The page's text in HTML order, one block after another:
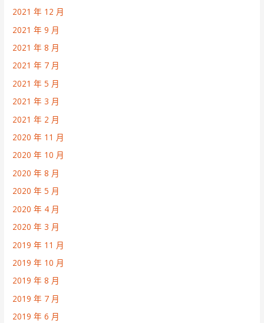
2021 年 12 月
2021 年 9 月
2021 年 8 月
2021 年 7 月
2021 年 5 月
2021 年 3 月
2021 年 2 月
2020 年 11 月
2020 年 10 月
2020 年 8 月
2020 年 5 月
2020 年 4 月
2020 年 3 月
2019 年 11 月
2019 年 10 月
2019 年 8 月
2019 年 7 月
2019 年 6 月